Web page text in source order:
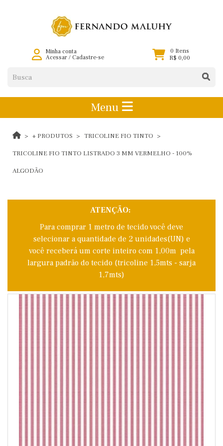
Minha conta
Acessar/ Cadastre-se
0 Itens
R$ 0,00
Menu
+ PRODUTOS TRICOLINE FIO TINTO
TRICOLINE FIO TINTO LISTRADO 3 MM VERMELHO - 100%
ALGODÃO
ATENÇÃO:
Para comprar 1 metro de tecido você deve
selecionar a quantidade de 2 unidades(UN) e
você receberá um corte inteiro com 1,00m pela
largura padrão do tecido (tricoline 1,5mts - sarja
1,7mts)